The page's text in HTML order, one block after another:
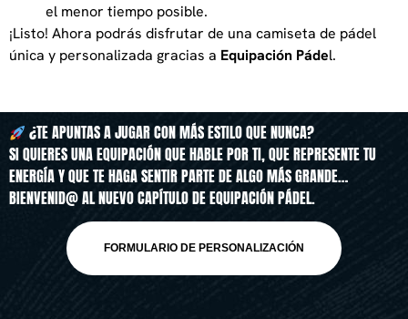
el menor tiempo posible.
¡Listo! Ahora podrás disfrutar de una camiseta de pádel
única y personalizada gracias a Equipación Pádel.
¿TE APUNTAS A JUGAR CON MÁS ESTILO QUE NUNCA?
SI QUIERES UNA EQUIPACIÓN QUE HABLE POR TI, QUE REPRESENTE TU
ENERGÍA Y QUE TE HAGA SENTIR PARTE DE ALGO MÁS GRANDE…
BIENVENID@ AL NUEVO CAPÍTULO DE EQUIPACIÓN PÁDEL.
FORMULARIO DE PERSONALIZACIÓN